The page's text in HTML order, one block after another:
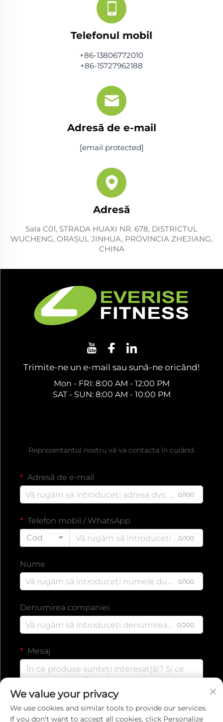
Telefonul mobil
+86-13806772010
+86-15727962188
Adresă de e-mail
[email protected]
Adresă
Sala C01, STRADA HUAXI NR. 678, DISTRICTUL
WUCHENG, ORAŞUL JINHUA, PROVINCIA ZHEJIANG,
CHINA
Trimite-ne un e-mail sau sună-ne oricând!
Mon - FRI: 8:00 AM - 12:00 PM
SAT - SUN: 8:00 AM - 10:00 PM
Reprezentantul nostru vă va contacta în curând.
Adresă de e-mail
0/100
Telefon mobil / WhatsApp
Cod
0/100
Nume
0/100
Denumirea companiei
0/200
Mesaj
We value your privacy
We use cookies and similar tools to provide our services.
If you don't want to accept all cookies, click Personalize